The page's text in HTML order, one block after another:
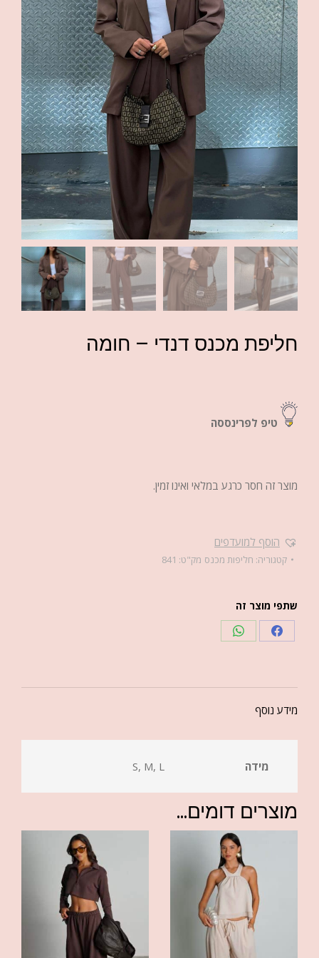
חליפת מכנס דנדי – חומה
טיפ לפרינססה
מוצר זה חסר כרגע במלאי ואינו זמין.
הוסף למועדפים
קטגוריה: חליפות מכנס מק"ט: 841
שתפי מוצר זה
מידע נוסף
מידה S, M, L
מוצרים דומים...